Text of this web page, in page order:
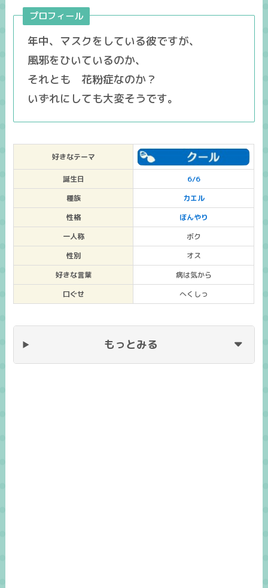
プロフィール
年中、マスクをしている彼ですが、
風邪をひいているのか、
それとも 花粉症なのか？
いずれにしても大変そうです。
好きなテーマ
誕生日
6/6
種族
カエル
性格
ぼんやり
一人称
ボク
性別
オス
好きな言葉
病は気から
口ぐせ
へくしっ
もっとみる